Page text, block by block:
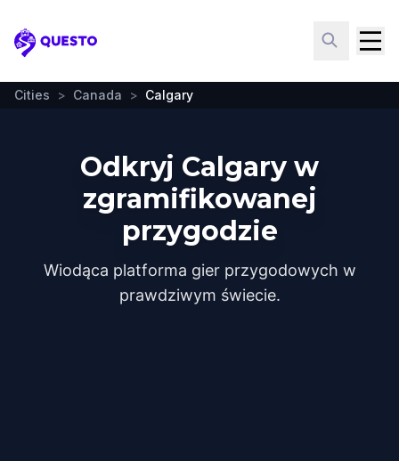
Questo
Cities > Canada > Calgary
Odkryj Calgary w
zgramifikowanej
przygodzie
Wiodąca platforma gier przygodowych w
prawdziwym świecie.